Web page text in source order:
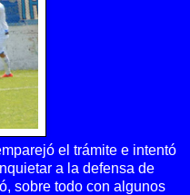
el trámite e intentó
a la defensa de
sobre todo con algunos